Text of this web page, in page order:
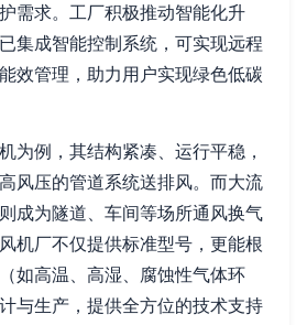
需求。工厂积极推动智能化升
集成智能控制系统，可实现远程
效管理，助力用户实现绿色低碳
为例，其结构紧凑、运行平稳，
风压的管道系统送排风。而大流
成为隧道、车间等场所通风换气
机厂不仅提供标准型号，更能根
如高温、高湿、腐蚀性气体环
与生产，提供全方位的技术支持